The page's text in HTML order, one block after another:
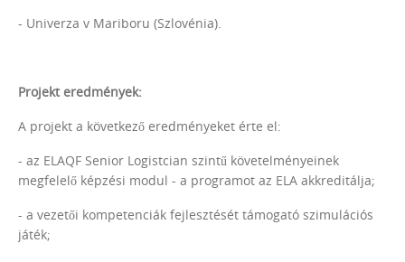
- Univerza v Mariboru (Szlovénia).
Projekt eredmények:
A projekt a következő eredményeket érte el:
- az ELAQF Senior Logistcian szintű követelményeinek
megfelelő képzési modul - a programot az ELA akkreditálja;
- a vezetői kompetenciák fejlesztését támogató szimulációs
játék;